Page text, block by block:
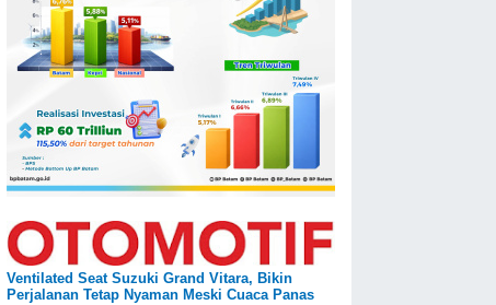
Optimalisasi PAD
Batam
Wako Batam Amsakar
Achmad menggelar
polemik pelibatan RT/RW
pendataan pajak
kendaraan milik warga./
HumasBATAM - Wali Kota
Batam, ...
Ventilated Seat Suzuki Grand Vitara, Bikin
Perjalanan Tetap Nyaman Meski Cuaca Panas